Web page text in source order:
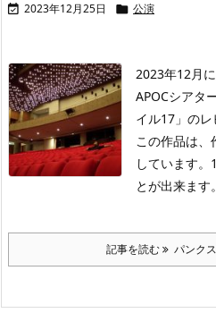
 2023年12月25日  公演
2023年12月
APOCシアタ
イル17」のレ
この作品は、
しています
とが出来ます
記事を読む パンク